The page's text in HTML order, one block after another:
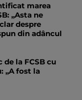
marea
„Asta ne
despre
din adâncul
la FCSB cu
„A fost la